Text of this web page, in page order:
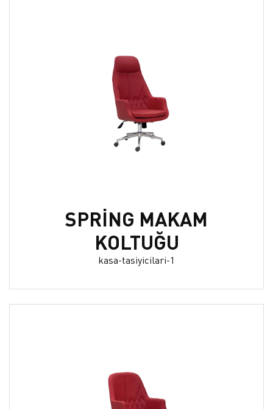
SPRİNG MAKAM
KOLTUĞU
kasa-tasiyicilari-1